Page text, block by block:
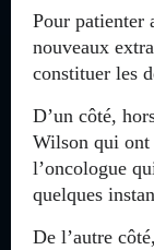
Pour patienter
nouveaux
constituer les
D’un côté,
Wilson qui ont
l’oncologue
quelques
De l’autre